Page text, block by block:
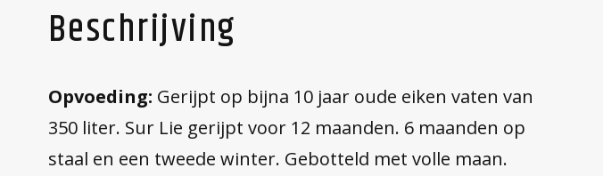
Beschrijving
Opvoeding: Gerijpt op bijna 10 jaar oude eiken vaten van
350 liter. Sur Lie gerijpt voor 12 maanden. 6 maanden op
staal en een tweede winter. Gebotteld met volle maan.